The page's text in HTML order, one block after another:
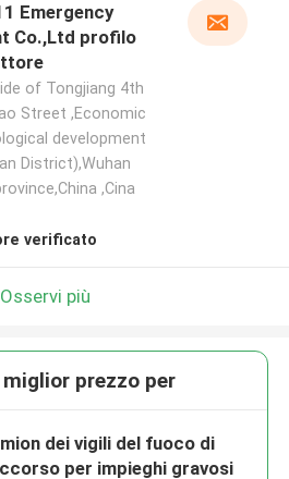
Emergency
Co.,Ltd profilo
of Tongjiang 4th
Street ,Economic
development
District),Wuhan
,Cina
verificato
Osservi più
prezzo per
dei vigili del fuoco di
per impieghi gravosi